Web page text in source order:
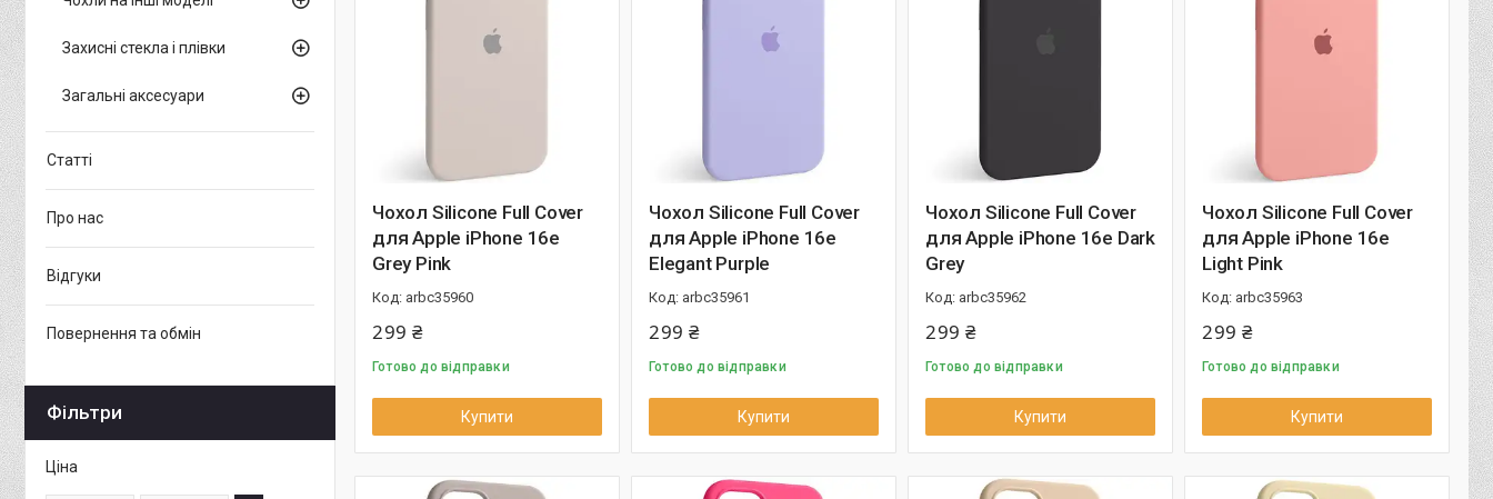
Чохол Silicone Full Cover
для Apple iPhone 16e
Grey Pink
arbc35960
299 ₴
Готово до відправки
Купити
Чохол Silicone Full Cover
для Apple iPhone 16e
Elegant Purple
arbc35961
299 ₴
Готово до відправки
Купити
Чохол Silicone Full Cover
для Apple iPhone 16e Dark
Grey
arbc35962
299 ₴
Готово до відправки
Купити
Чохол Silicone Full Cover
для Apple iPhone 16e
Light Pink
arbc35963
299 ₴
Готово до відправки
Купити
Захисні стекла і плівки
Загальні аксесуари
Статті
Про нас
Відгуки
Повернення та обмін
Фільтри
Ціна